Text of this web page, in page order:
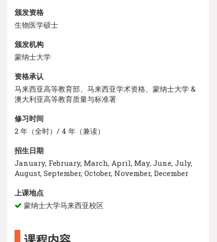
颁发资格
生物医学硕士
颁发机构
蒙纳士大学
资格承认
马来西亚高等教育部、马来西亚学术资格、蒙纳士大学 &
澳大利亚高等教育质量与标准署
修习时间
2 年（全时）/ 4 年（兼读）
招生日期
January, February, March, April, May, June, July,
August, September, October, November, December
上课地点
蒙纳士大学马来西亚校区